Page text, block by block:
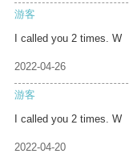
游客
I called you 2 times. W
2022-04-26
游客
I called you 2 times. W
2022-04-20